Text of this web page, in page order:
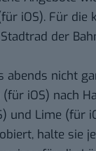
iOS). Für die
der
abends nicht
(für iOS) nach
) und Lime (für
halte sie